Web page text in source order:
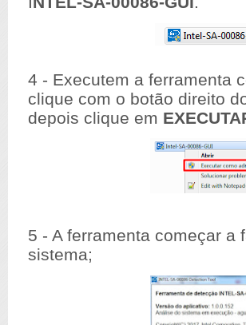
4 - Executem a ferramenta
clique com o botão direito
depois clique em
5 - A ferramenta começar a
sistema;